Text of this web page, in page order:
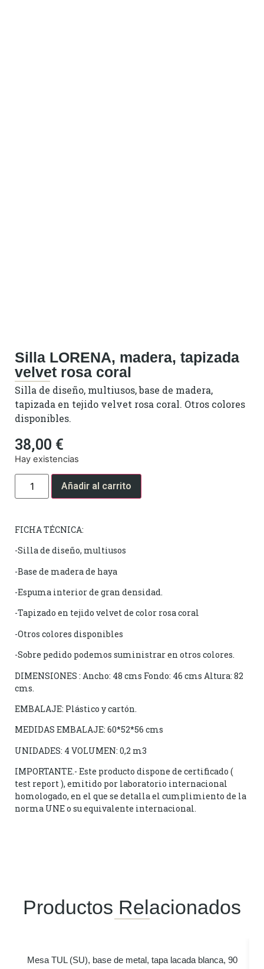
Silla LORENA, madera, tapizada
velvet rosa coral
Silla de diseño, multiusos, base de madera,
tapizada en tejido velvet rosa coral. Otros colores
disponibles.
38,00 €
Hay existencias
Añadir al carrito
FICHA TÉCNICA:
-Silla de diseño, multiusos
-Base de madera de haya
-Espuma interior de gran densidad.
-Tapizado en tejido velvet de color rosa coral
-Otros colores disponibles
-Sobre pedido podemos suministrar en otros colores.
DIMENSIONES : Ancho: 48 cms Fondo: 46 cms Altura: 82
cms.
EMBALAJE: Plástico y cartón.
MEDIDAS EMBALAJE: 60*52*56 cms
UNIDADES: 4 VOLUMEN: 0,2 m3
IMPORTANTE.- Este producto dispone de certificado (
test report ), emitido por laboratorio internacional
homologado, en el que se detalla el cumplimiento de la
norma UNE o su equivalente internacional.
Productos Relacionados
Mesa TUL (SU), base de metal, tapa lacada blanca, 90